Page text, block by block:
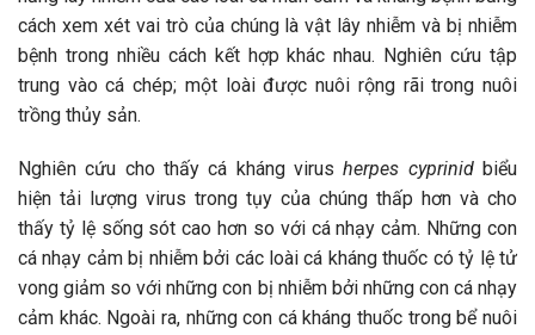
cách xem xét vai trò của chúng là vật lây nhiễm và bị nhiễm
bệnh trong nhiều cách kết hợp khác nhau. Nghiên cứu tập
trung vào cá chép; một loài được nuôi rộng rãi trong nuôi
trồng thủy sản.
Nghiên cứu cho thấy cá kháng virusherpes cyprinidbiểu
hiện tải lượng virus trong tụy của chúng thấp hơn và cho
thấy tỷ lệ sống sót cao hơn so với cá nhạy cảm. Những con
cá nhạy cảm bị nhiễm bởi các loài cá kháng thuốc có tỷ lệ tử
vong giảm so với những con bị nhiễm bởi những con cá nhạy
cảm khác. Ngoài ra, những con cá kháng thuốc trong bể nuôi